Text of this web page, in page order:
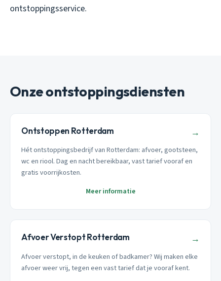
ontstoppingsservice.
Onze ontstoppingsdiensten
Ontstoppen Rotterdam →
Hét ontstoppingsbedrijf van Rotterdam: afvoer, gootsteen,
wc en riool. Dag en nacht bereikbaar, vast tarief vooraf en
gratis voorrijkosten.
Meer informatie
Afvoer Verstopt Rotterdam →
Afvoer verstopt, in de keuken of badkamer? Wij maken elke
afvoer weer vrij, tegen een vast tarief dat je vooraf kent.